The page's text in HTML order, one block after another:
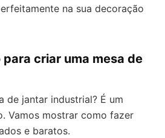
na sua decoração
para criar uma mesa de
de jantar industrial? É um
Vamos mostrar como fazer
e baratos.